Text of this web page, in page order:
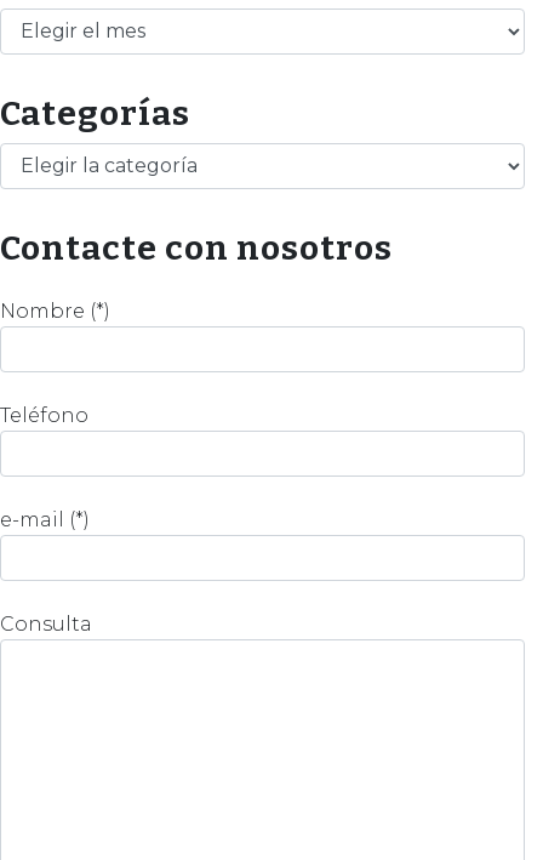
Archivos
Categorías
Categorías
Contacte con nosotros
Nombre (*)
Teléfono
e-mail (*)
Consulta